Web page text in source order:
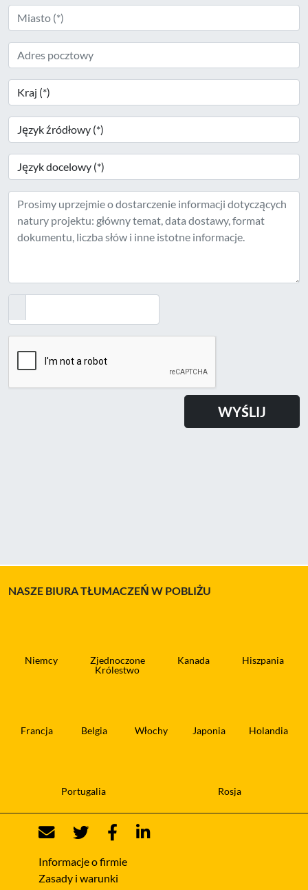
NASZE BIURA TŁUMACZEŃ W POBLIŻU
Niemcy
Zjednoczone
Królestwo
Kanada Hiszpania
Francja Belgia Włochy Japonia Holandia
Portugalia Rosja
Informacje o firmie
Zasady i warunki